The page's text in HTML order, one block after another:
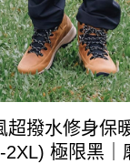
超撥水修身保
2XL) 極限黑｜